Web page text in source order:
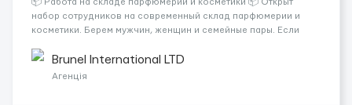
📦 Работа на складе парфюмерии и косметики 📦 Открыт
набор сотрудников на современный склад парфюмерии и
косметики. Берем мужчин, женщин и семейные пары. Если
обучают уже после приезда. Работа не тяжелая. Нужно
собирать заказы, сортиро...
Brunel International LTD
Агенція